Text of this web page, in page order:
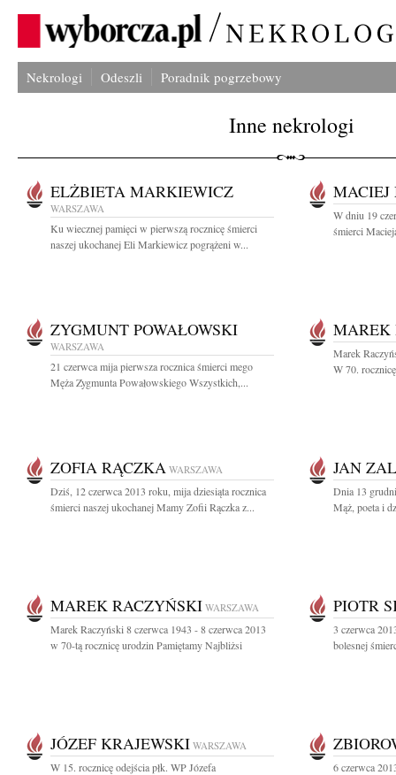
Nekrologi Odeszli Poradnik pogrzebowy
Inne nekrologi
ELŻBIETA MARKIEWICZ
WARSZAWA
Ku wiecznej pamięci w pierwszą rocznicę śmierci
naszej ukochanej Eli Markiewicz pogrążeni w...
MACIEJ
W dniu 19
śmierci
ZYGMUNT POWAŁOWSKI
WARSZAWA
21 czerwca mija pierwsza rocznica śmierci mego
Męża Zygmunta Powałowskiego Wszystkich,...
MAREK
Marek
W 70.
ZOFIA RĄCZKA WARSZAWA
Dziś, 12 czerwca 2013 roku, mija dziesiąta rocznica
śmierci naszej ukochanej Mamy Zofii Rączka z...
JAN
Dnia 13
Mąż, poeta i
MAREK RACZYŃSKI WARSZAWA
Marek Raczyński 8 czerwca 1943 - 8 czerwca 2013
w 70-tą rocznicę urodzin Pamiętamy Najbliżsi
PIOTR
3 czerwca
bolesnej
JÓZEF KRAJEWSKI WARSZAWA
W 15. rocznicę odejścia płk. WP Józefa
6 czerwca